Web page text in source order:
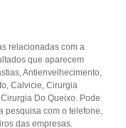
relacionadas com a
que aparecem
Antienvelhecimento,
Calvicie, Cirurgia
Do Queixo. Pode
pesquisa com o telefone,
das empresas.